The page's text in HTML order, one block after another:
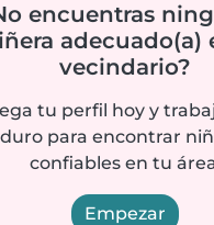
encuentras
adecuado(a)
vecindario?
tu perfil hoy y
duro para encontrar
confiables en tu
Empezar